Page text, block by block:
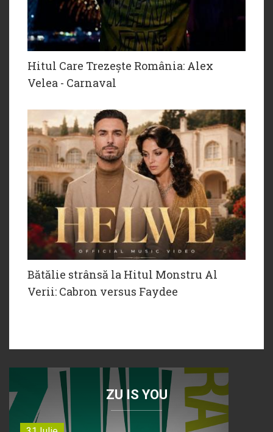
Hitul Care Trezește România: Alex
Velea - Carnaval
Bătălie strânsă la Hitul Monstru Al
Verii: Cabron versus Faydee
ZU IS YOU